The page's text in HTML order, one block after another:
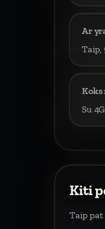
Ar
Taip,
Koks
Su
Kiti
Taip